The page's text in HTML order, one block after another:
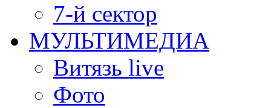
7-й сектор
МУЛЬТИМЕДИА
Витязь live
Фото